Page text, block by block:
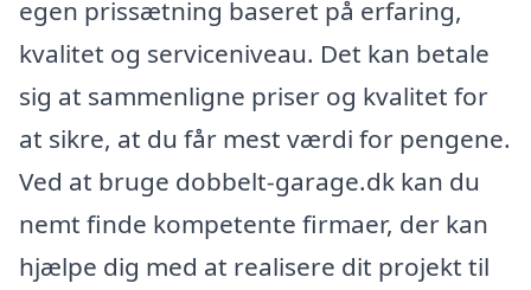
egen prissætning baseret på erfaring,
kvalitet og serviceniveau. Det kan betale
sig at sammenligne priser og kvalitet for
at sikre, at du får mest værdi for pengene.
Ved at bruge dobbelt-garage.dk kan du
nemt finde kompetente firmaer, der kan
hjælpe dig med at realisere dit projekt til